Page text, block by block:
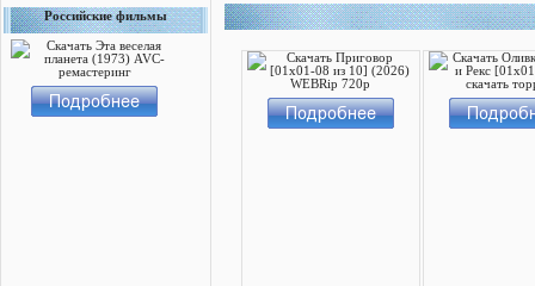
Российские фильмы